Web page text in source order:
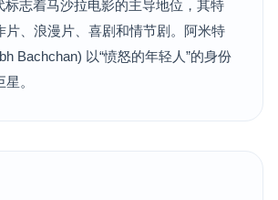
标志着马沙拉电影的主导地位，其特
片、浪漫片、喜剧和情节剧。阿米特
Bachchan) 以“愤怒的年轻人”的身份
。